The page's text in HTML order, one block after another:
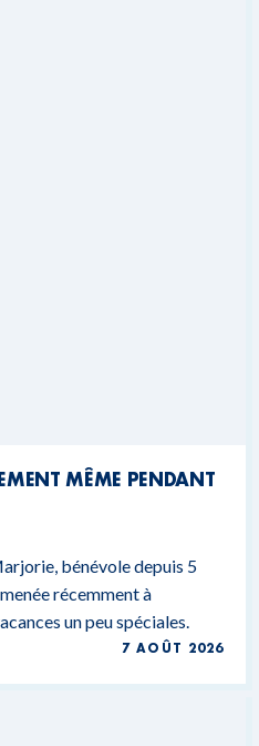
MÊME PENDANT
bénévole depuis 5
récemment à
un peu spéciales.
7 AOÛT 2026